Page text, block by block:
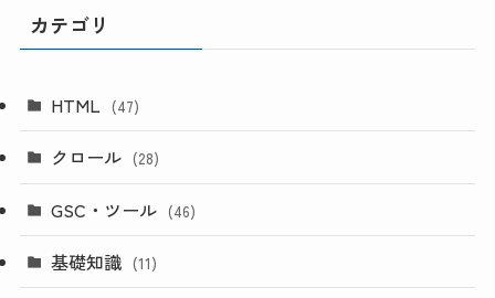
カテゴリ
HTML (47)
クロール (28)
GSC・ツール (46)
基礎知識 (11)